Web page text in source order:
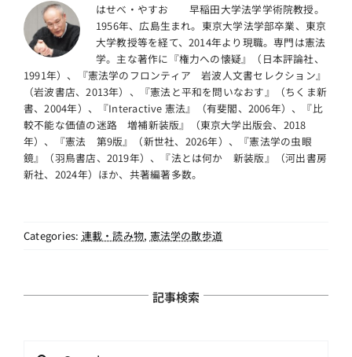
はせべ・やすお 早稲田大学法学学術院教授。
1956年、広島生まれ。東京大学法学部卒業、東京
大学教授等を経て、2014年より現職。専門は憲法
学。主な著作に『権力への懐疑』（日本評論社、
1991年）、『憲法学のフロンティア 岩波人文書セレクション』
（岩波書店、2013年）、『憲法と平和を問いなおす』（ちくま新
書、2004年）、『Interactive 憲法』（有斐閣、2006年）、『比
較不能な価値の迷路 増補新装版』（東京大学出版会、2018
年）、『憲法 第9版』（新世社、2026年）、『憲法学の虫眼
鏡』（羽鳥書店、2019年）、『法とは何か 新装版』（河出書房
新社、2024年）ほか、共著編著多数。
Categories: 連載・読み物, 憲法学の散歩道
記事検索